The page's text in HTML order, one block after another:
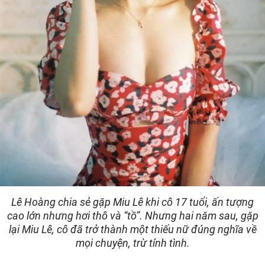
Lê Hoàng chia sẻ gặp Miu Lê khi cô 17 tuổi, ấn tượng
cao lớn nhưng hơi thô và “tồ”. Nhưng hai năm sau, gặp
lại Miu Lê, cô đã trở thành một thiếu nữ đúng nghĩa về
mọi chuyện, trừ tính tình.